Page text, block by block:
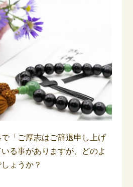
「ご厚志はご辞退申し上げ
る事がありますが、どのよ
ょうか？